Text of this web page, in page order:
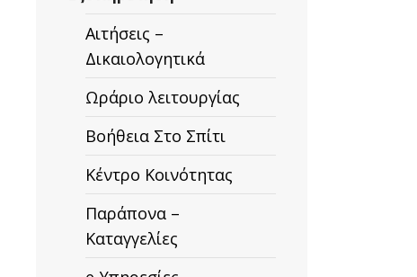
Αιτήσεις –
Δικαιολογητικά
Ωράριο λειτουργίας
Βοήθεια Στο Σπίτι
Κέντρο Κοινότητας
Παράπονα –
Καταγγελίες